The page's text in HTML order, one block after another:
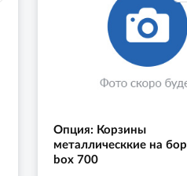
Опция: Корзины
металлическкие на
box 700